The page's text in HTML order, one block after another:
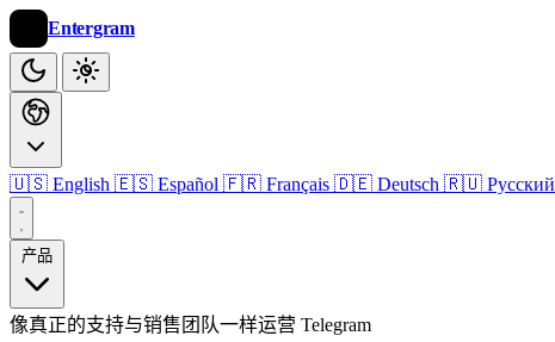
Entergram
🇺🇸 English 🇪🇸 Español 🇫🇷 Français 🇩🇪 Deutsch 🇷🇺 Русский
产品
像真正的支持与销售团队一样运营 Telegram